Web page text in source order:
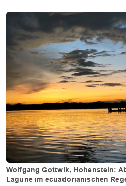
Wolfgang Gottwik, Hohenstein:
Lagune im ecuadorianischen